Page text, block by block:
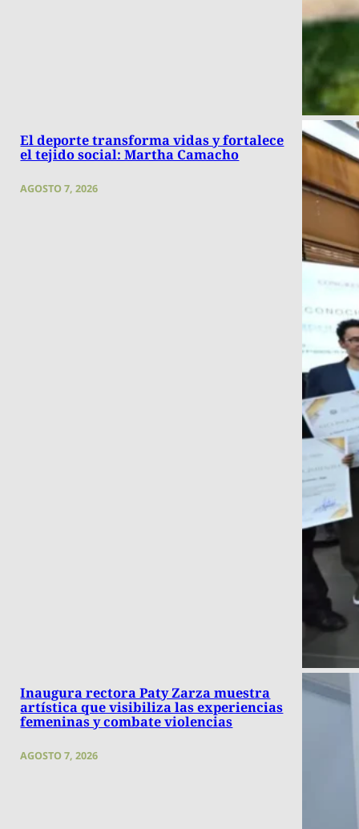
El deporte transforma vidas y fortalece
el tejido social: Martha Camacho
AGOSTO 7, 2026
Inaugura rectora Paty Zarza muestra
artística que visibiliza las experiencias
femeninas y combate violencias
AGOSTO 7, 2026